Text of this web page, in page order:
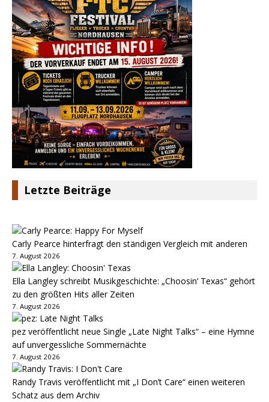
Letzte Beiträge
Carly Pearce hinterfragt den ständigen Vergleich mit anderen
7. August 2026
Ella Langley schreibt Musikgeschichte: „Choosin‘ Texas“ gehört
zu den größten Hits aller Zeiten
7. August 2026
pez veröffentlicht neue Single „Late Night Talks“ – eine Hymne
auf unvergessliche Sommernächte
7. August 2026
Randy Travis veröffentlicht mit „I Don’t Care“ einen weiteren
Schatz aus dem Archiv